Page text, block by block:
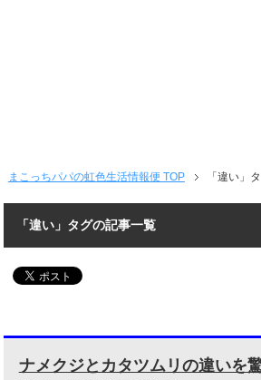
まこっちパパの虹色生活情報便 TOP 「違い」
「違い」タグの記事一覧
ナメクジとカタツムリの違いを